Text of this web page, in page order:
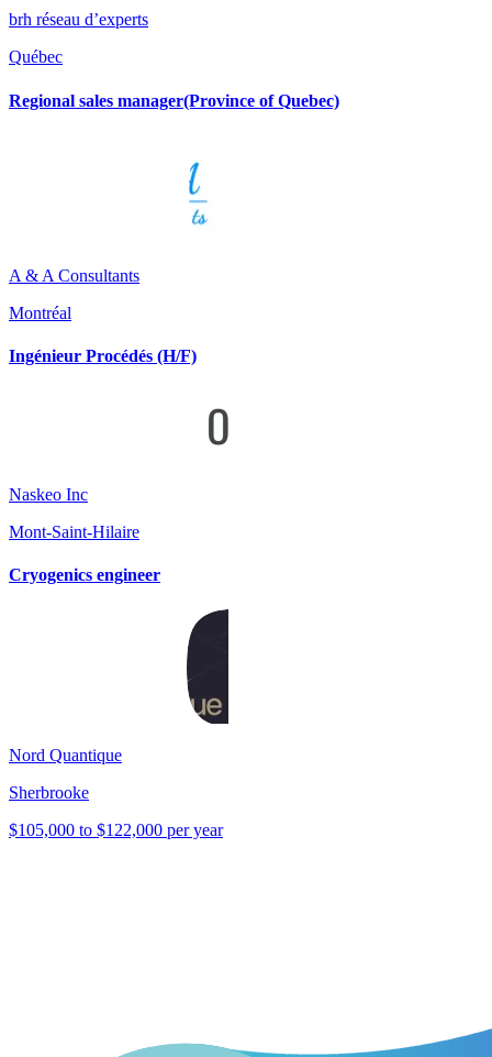
brh réseau d’experts
Québec
Regional sales manager(Province of Quebec)
A & A Consultants
Montréal
Ingénieur Procédés (H/F)
Naskeo Inc
Mont-Saint-Hilaire
Cryogenics engineer
Nord Quantique
Sherbrooke
$105,000 to $122,000 per year